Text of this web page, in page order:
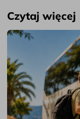
Czytaj więcej